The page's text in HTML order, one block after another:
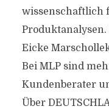
wissenschaftlich
Eicke
Bei MLP sind
Kundenberater
Über